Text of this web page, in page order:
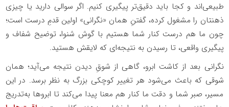
طبیعی‌اند و کجا باید دقیق‌تر پیگیری کنیم. اگر سوالی دارید یا چیزی
ذهنتان را مشغول کرده، گفتنِ همان «نگرانی» اولین قدمِ درست است؛
چون ما هم درست کنار شما هستیم با گوش شنوا، توضیح شفاف و
پیگیری واقعی، تا رسیدن به نتیجه‌ای که لایقش هستید.
نگرانی بعد از کاشت ابرو، گاهی از شوقِ دیدن نتیجه می‌آید؛ همان
شوقی که باعث می‌شود هر تغییر کوچکی بزرگ به نظر برسد. در این
مسیر، صبر شما و دقت ما کنار هم معنا پیدا می‌کند تا ابروها به‌تدریج